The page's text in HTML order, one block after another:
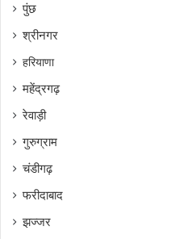
पुंछ
श्रीनगर
हरियाणा
महेंद्रगढ़
रेवाड़ी
गुरुग्राम
चंडीगढ़
फरीदाबाद
झज्जर